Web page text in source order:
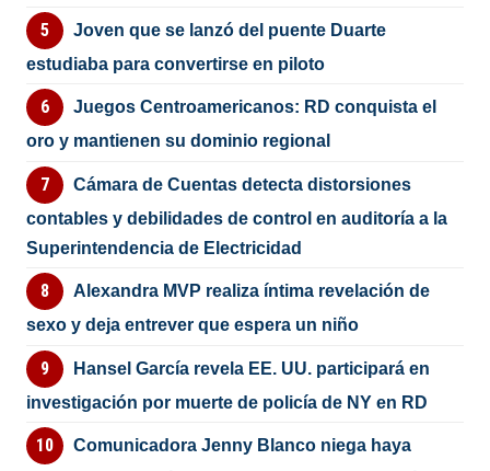
Joven que se lanzó del puente Duarte
estudiaba para convertirse en piloto
Juegos Centroamericanos: RD conquista el
oro y mantienen su dominio regional
Cámara de Cuentas detecta distorsiones
contables y debilidades de control en auditoría a la
Superintendencia de Electricidad
Alexandra MVP realiza íntima revelación de
sexo y deja entrever que espera un niño
Hansel García revela EE. UU. participará en
investigación por muerte de policía de NY en RD
Comunicadora Jenny Blanco niega haya